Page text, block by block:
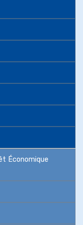
Économique
Régimes
Accès au